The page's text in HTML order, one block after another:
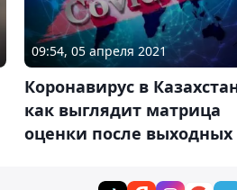
09:54, 05 апреля 2021
Коронавирус в
как выглядит матрица
оценки после выходных